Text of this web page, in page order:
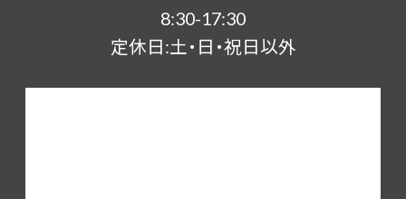
8:30-17:30
定休日:土・日・祝日以外